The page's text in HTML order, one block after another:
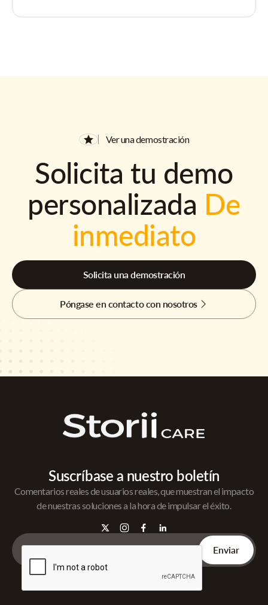
Ver una demostración
Solicita tu demo
personalizada De
inmediato
Solicita una demostración
Póngase en contacto con nosotros
Suscríbase a nuestro boletín
Comentarios reales de usuarios reales, que muestran el impacto
de nuestras soluciones a la hora de impulsar el éxito.